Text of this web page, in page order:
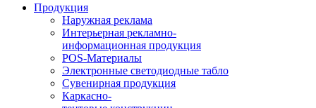
Продукция
Наружная реклама
Интерьерная рекламно-
информационная продукция
POS-Материалы
Электронные светодиодные табло
Сувенирная продукция
Каркасно-